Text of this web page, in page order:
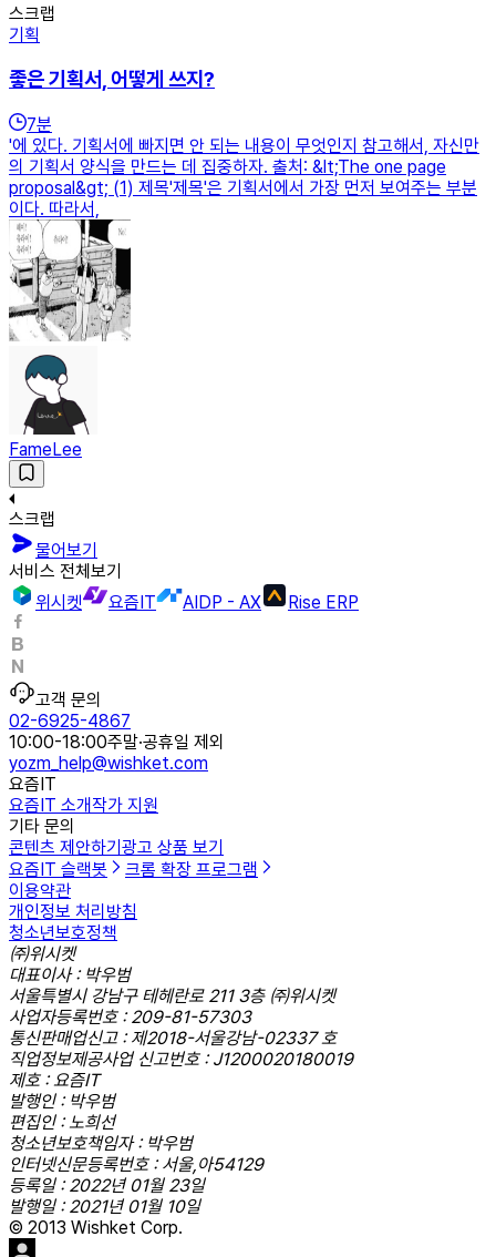
스크랩
기획
좋은 기획서, 어떻게 쓰지?
7분
'에 있다. 기획서에 빠지면 안 되는 내용이 무엇인지 참고해서, 자신만
의 기획서 양식을 만드는 데 집중하자. 출처: &lt;The one page
proposal&gt; (1) 제목'제목'은 기획서에서 가장 먼저 보여주는 부분
이다. 따라서,
FameLee
스크랩
물어보기
서비스 전체보기
위시켓
요즘IT AIDP - AX Rise ERP
고객 문의
02-6925-4867
10:00-18:00주말·공휴일 제외
yozm_help@wishket.com
요즘IT
요즘IT 소개작가 지원
기타 문의
콘텐츠 제안하기광고 상품 보기
요즘IT 슬랙봇
크롬 확장 프로그램
이용약관
개인정보 처리방침
청소년보호정책
㈜위시켓
대표이사 : 박우범
서울특별시 강남구 테헤란로 211 3층 ㈜위시켓
사업자등록번호 : 209-81-57303
통신판매업신고 : 제2018-서울강남-02337 호
직업정보제공사업 신고번호 : J1200020180019
제호 : 요즘IT
발행인 : 박우범
편집인 : 노희선
청소년보호책임자 : 박우범
인터넷신문등록번호 : 서울,아54129
등록일 : 2022년 01월 23일
발행일 : 2021년 01월 10일
© 2013 Wishket Corp.